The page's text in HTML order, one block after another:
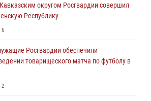
вооружения для участников сбора
участие в митинге, посвященном
ВСУ на территорию области
округом Росгвардии совершил
Республику
6
Росгвардии обеспечили
товарищеского матча по футболу в
2